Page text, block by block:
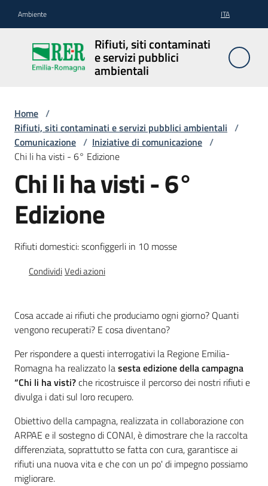
Ambiente ITA
Rifiuti, siti contaminati
e servizi pubblici
ambientali
Rifiuti, siti
contaminati
e servizi
Rifiuti
Siti
contaminati
Servizi
acqua/rifiuti
Comunicazione
Piani,
progetti
e
banche
dati
Home /
Rifiuti, siti contaminati e servizi pubblici ambientali /
Comunicazione / Iniziative di comunicazione /
Chi li ha visti - 6° Edizione
Chi li ha visti - 6°
Edizione
Rifiuti domestici: sconfiggerli in 10 mosse
CondividiVedi azioni
Cosa accade ai rifiuti che produciamo ogni giorno? Quanti
vengono recuperati? E cosa diventano?
Per rispondere a questi interrogativi la Regione Emilia-
Romagna ha realizzato lasesta edizione della campagna
“Chi li ha visti?che ricostruisce il percorso dei nostri rifiuti e
divulga i dati sul loro recupero.
Obiettivo della campagna, realizzata in collaborazione con
ARPAE e il sostegno di CONAI, è dimostrare che la raccolta
differenziata, soprattutto se fatta con cura, garantisce ai
rifiuti una nuova vita e che con un po' di impegno possiamo
migliorare.